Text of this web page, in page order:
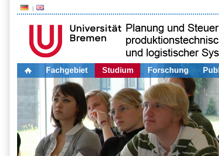
Fachgebiet Studium Forschung